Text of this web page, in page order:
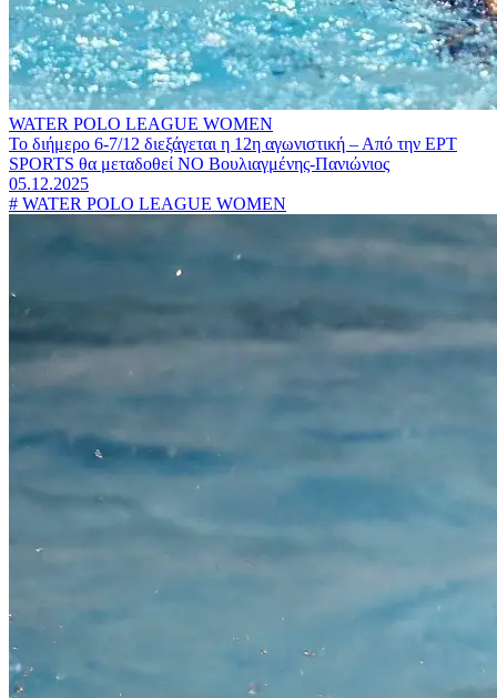
WATER POLO LEAGUE WOMEN
Το διήμερο 6-7/12 διεξάγεται η 12η αγωνιστική – Από την ΕΡΤ
SPORTS θα μεταδοθεί ΝΟ Βουλιαγμένης-Πανιώνιος
05.12.2025
# WATER POLO LEAGUE WOMEN